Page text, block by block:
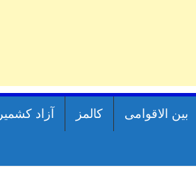
بین الاقوامی کالمز آزاد کشمیر